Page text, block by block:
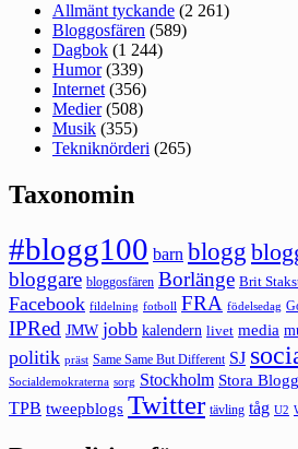
Allmänt tyckande (2 261)
Bloggosfären (589)
Dagbok (1 244)
Humor(339)
Internet (356)
Medier(508)
Musik (355)
Tekniknörderi (265)
Taxonomin
#blogg100 barn blogg
bloggare bloggosfären Borlänge Brit
Facebook fildelning fotboll FRA födelsedag
IPRed JMW jobb kalendern livet media
politik präst Same Same But Different SJ
Socialdemokraterna sorg Stockholm Stora
TPB tweepblogs Twitter tävling tåg U2